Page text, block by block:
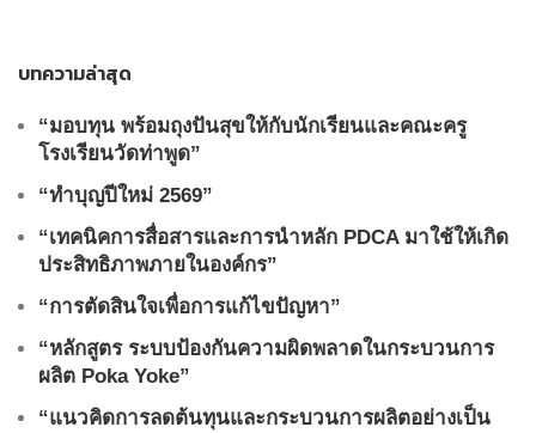
บทความล่าสุด
“มอบทุน พร้อมถุงปันสุขให้กับนักเรียนและคณะครู
โรงเรียนวัดท่าพูด”
“ทำบุญปีใหม่ 2569”
“เทคนิคการสื่อสารและการนำหลัก PDCA มาใช้ให้เกิด
ประสิทธิภาพภายในองค์กร”
“การตัดสินใจเพื่อการแก้ไขปัญหา”
“หลักสูตร ระบบป้องกันความผิดพลาดในกระบวนการ
ผลิต Poka Yoke”
“แนวคิดการลดต้นทุนและกระบวนการผลิตอย่างเป็น